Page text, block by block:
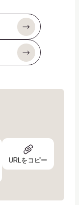
URL
イ
URLをコピー